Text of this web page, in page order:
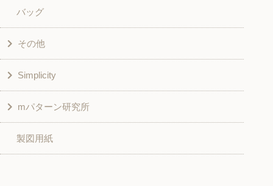
スカート・パンツ
和風衣類
入園入学グッズ
その他
シャツ・ブラウス
チュニック
ワンピース
ベスト・ジャケット・コート
スカート
バッグ
その他
学校家庭科教材用
その他
Simplicity
こども＆ベビー
ボトムス
mパターン研究所
子供服
製図用紙